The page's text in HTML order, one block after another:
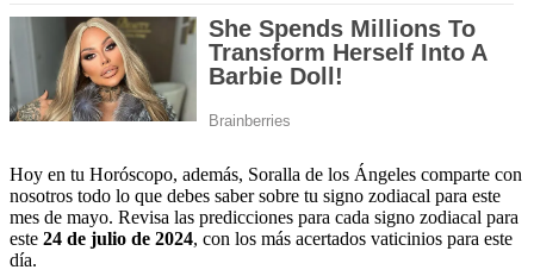
Hoy en tu Horóscopo, además, Soralla de los Ángeles comparte con
nosotros todo lo que debes saber sobre tu signo zodiacal para este
mes de mayo. Revisa las predicciones para cada signo zodiacal para
este 24 de julio de 2024, con los más acertados vaticinios para este
día.